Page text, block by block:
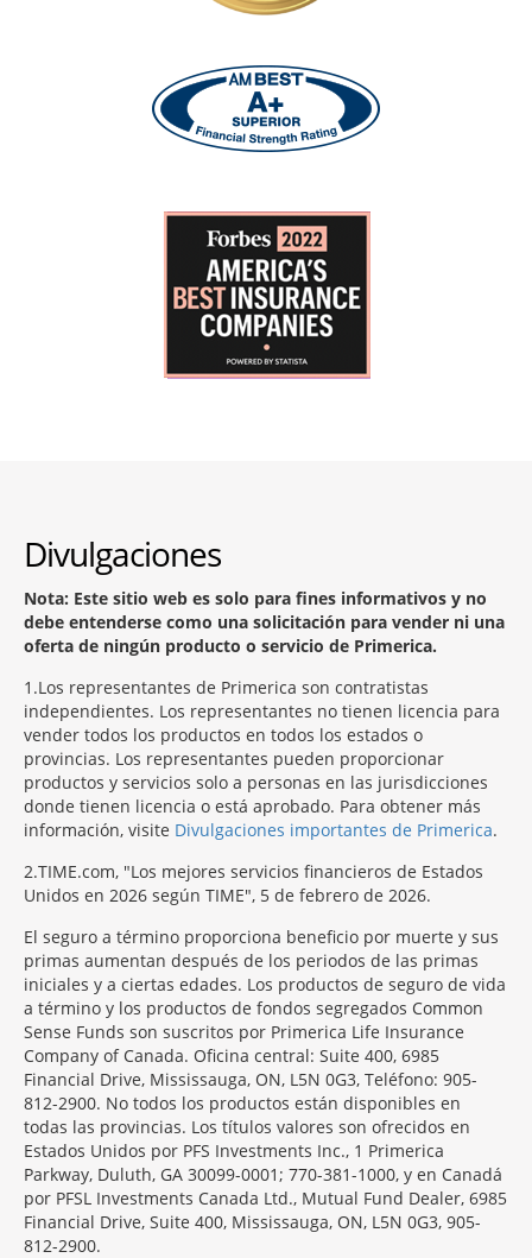
Divulgaciones
Nota: Este sitio web es solo para fines informativos y no
debe entenderse como una solicitación para vender ni una
oferta de ningún producto o servicio de Primerica.
1 Los representantes de Primerica son contratistas
independientes. Los representantes no tienen licencia para
vender todos los productos en todos los estados o
provincias. Los representantes pueden proporcionar
productos y servicios solo a personas en las jurisdicciones
donde tienen licencia o está aprobado. Para obtener más
información, visite Divulgaciones importantes de Primerica.
2 TIME.com, "Los mejores servicios financieros de Estados
Unidos en 2026 según TIME", 5 de febrero de 2026.
El seguro a término proporciona beneficio por muerte y sus
primas aumentan después de los periodos de las primas
iniciales y a ciertas edades. Los productos de seguro de vida
a término y los productos de fondos segregados Common
Sense Funds son suscritos por Primerica Life Insurance
Company of Canada. Oficina central: Suite 400, 6985
Financial Drive, Mississauga, ON, L5N 0G3, Teléfono: 905-
812-2900. No todos los productos están disponibles en
todas las provincias. Los títulos valores son ofrecidos en
Estados Unidos por PFS Investments Inc., 1 Primerica
Parkway, Duluth, GA 30099-0001; 770-381-1000, y en Canadá
por PFSL Investments Canada Ltd., Mutual Fund Dealer, 6985
Financial Drive, Suite 400, Mississauga, ON, L5N 0G3, 905-
812-2900.